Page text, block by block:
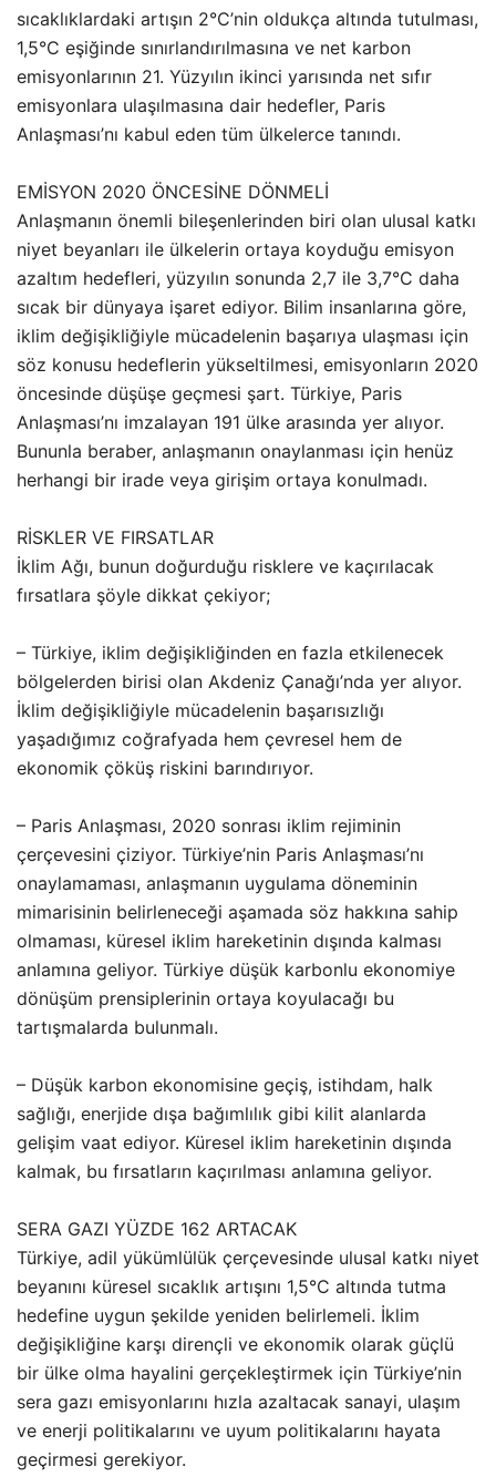
sıcaklıklardaki artışın 2°C’nin oldukça altında tutulması,
1,5°C eşiğinde sınırlandırılmasına ve net karbon
emisyonlarının 21. Yüzyılın ikinci yarısında net sıfır
emisyonlara ulaşılmasına dair hedefler, Paris
Anlaşması’nı kabul eden tüm ülkelerce tanındı.
EMİSYON 2020 ÖNCESİNE DÖNMELİ
Anlaşmanın önemli bileşenlerinden biri olan ulusal katkı
niyet beyanları ile ülkelerin ortaya koyduğu emisyon
azaltım hedefleri, yüzyılın sonunda 2,7 ile 3,7°C daha
sıcak bir dünyaya işaret ediyor. Bilim insanlarına göre,
iklim değişikliğiyle mücadelenin başarıya ulaşması için
söz konusu hedeflerin yükseltilmesi, emisyonların 2020
öncesinde düşüşe geçmesi şart. Türkiye, Paris
Anlaşması’nı imzalayan 191 ülke arasında yer alıyor.
Bununla beraber, anlaşmanın onaylanması için henüz
herhangi bir irade veya girişim ortaya konulmadı.
RİSKLER VE FIRSATLAR
İklim Ağı, bunun doğurduğu risklere ve kaçırılacak
fırsatlara şöyle dikkat çekiyor;
– Türkiye, iklim değişikliğinden en fazla etkilenecek
bölgelerden birisi olan Akdeniz Çanağı’nda yer alıyor.
İklim değişikliğiyle mücadelenin başarısızlığı
yaşadığımız coğrafyada hem çevresel hem de
ekonomik çöküş riskini barındırıyor.
– Paris Anlaşması, 2020 sonrası iklim rejiminin
çerçevesini çiziyor. Türkiye’nin Paris Anlaşması’nı
onaylamaması, anlaşmanın uygulama döneminin
mimarisinin belirleneceği aşamada söz hakkına sahip
olmaması, küresel iklim hareketinin dışında kalması
anlamına geliyor. Türkiye düşük karbonlu ekonomiye
dönüşüm prensiplerinin ortaya koyulacağı bu
tartışmalarda bulunmalı.
– Düşük karbon ekonomisine geçiş, istihdam, halk
sağlığı, enerjide dışa bağımlılık gibi kilit alanlarda
gelişim vaat ediyor. Küresel iklim hareketinin dışında
kalmak, bu fırsatların kaçırılması anlamına geliyor.
SERA GAZI YÜZDE 162 ARTACAK
Türkiye, adil yükümlülük çerçevesinde ulusal katkı niyet
beyanını küresel sıcaklık artışını 1,5°C altında tutma
hedefine uygun şekilde yeniden belirlemeli. İklim
değişikliğine karşı dirençli ve ekonomik olarak güçlü
bir ülke olma hayalini gerçekleştirmek için Türkiye’nin
sera gazı emisyonlarını hızla azaltacak sanayi, ulaşım
ve enerji politikalarını ve uyum politikalarını hayata
geçirmesi gerekiyor.